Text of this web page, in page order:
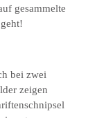
gesammelte
bei zwei
zeigen